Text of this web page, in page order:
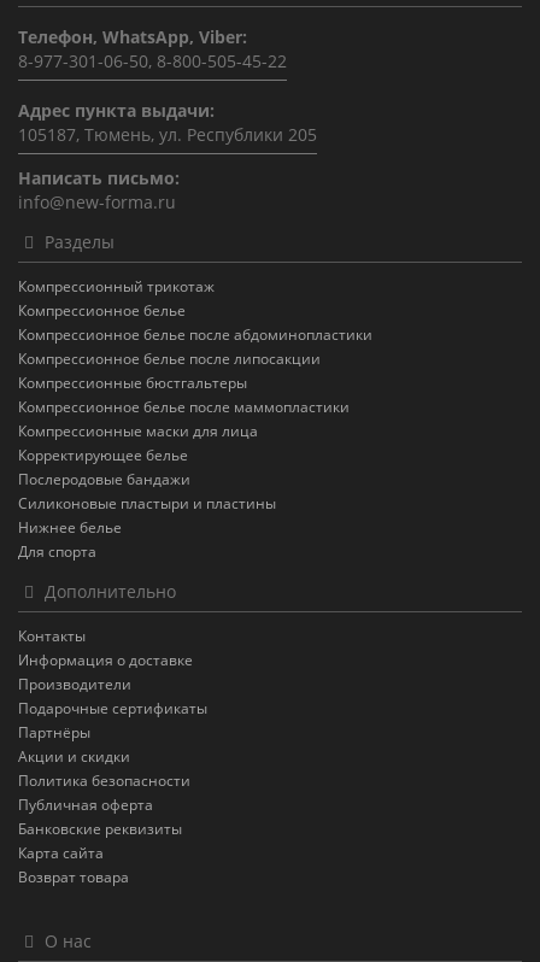
Телефон, WhatsApp, Viber:
8-977-301-06-50, 8-800-505-45-22
Адрес пункта выдачи:
105187, Тюмень, ул. Республики 205
Написать письмо:
info@new-forma.ru
Разделы
Компрессионный трикотаж
Компрессионное белье
Компрессионное белье после абдоминопластики
Компрессионное белье после липосакции
Компрессионные бюстгальтеры
Компрессионное белье после маммопластики
Компрессионные маски для лица
Корректирующее белье
Послеродовые бандажи
Силиконовые пластыри и пластины
Нижнее белье
Для спорта
Дополнительно
Контакты
Информация о доставке
Производители
Подарочные сертификаты
Партнёры
Акции и скидки
Политика безопасности
Публичная оферта
Банковские реквизиты
Карта сайта
Возврат товара
О нас